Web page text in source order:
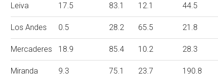
Leiva 17.5 83.1 12.1 44.5
Los Andes 0.5 28.2 65.5 21.8
Mercaderes 18.9 85.4 10.2 28.3
Miranda 9.3 75.1 23.7 190.8